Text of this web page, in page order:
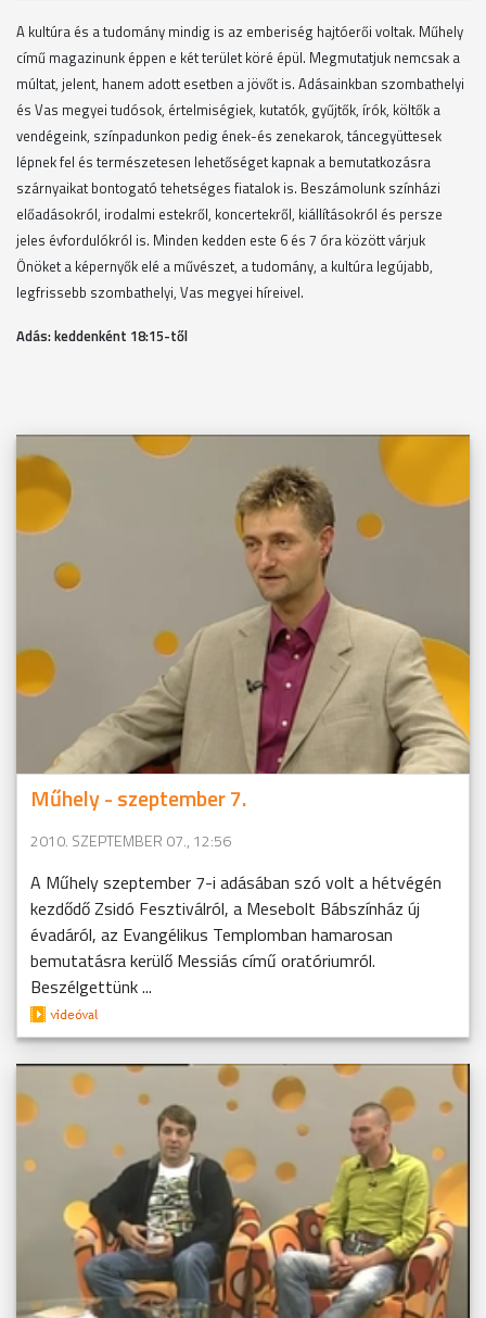
A kultúra és a tudomány mindig is az emberiség hajtóerői voltak. Műhely
című magazinunk éppen e két terület köré épül. Megmutatjuk nemcsak a
múltat, jelent, hanem adott esetben a jövőt is. Adásainkban szombathelyi
és Vas megyei tudósok, értelmiségiek, kutatók, gyűjtők, írók, költők a
vendégeink, színpadunkon pedig ének-és zenekarok, táncegyüttesek
lépnek fel és természetesen lehetőséget kapnak a bemutatkozásra
szárnyaikat bontogató tehetséges fiatalok is. Beszámolunk színházi
előadásokról, irodalmi estekről, koncertekről, kiállításokról és persze
jeles évfordulókról is. Minden kedden este 6 és 7 óra között várjuk
Önöket a képernyők elé a művészet, a tudomány, a kultúra legújabb,
legfrissebb szombathelyi, Vas megyei híreivel.
Adás: keddenként 18:15-től
Műhely - szeptember 7.
2010. SZEPTEMBER 07., 12:56
A Műhely szeptember 7-i adásában szó volt a hétvégén
kezdődő Zsidó Fesztiválról, a Mesebolt Bábszínház új
évadáról, az Evangélikus Templomban hamarosan
bemutatásra kerülő Messiás című oratóriumról.
Beszélgettünk ...